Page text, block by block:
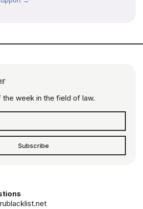
the week in the field of law.
Subscribe